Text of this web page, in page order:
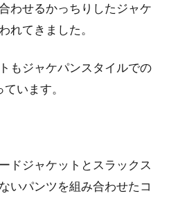
...
とスニーカーのコーデをお
上げる冬の装い！
とスニーカーと言えば、カジュアルコ
わせるかっちりしたジャケ
れてきました。
もジャケパンスタイルでの
います。
ドジャケットとスラックス
いパンツを組み合わせたコ